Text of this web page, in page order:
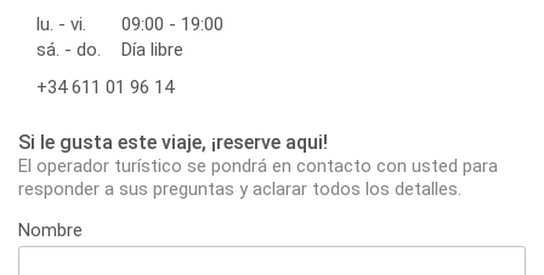
lu. - vi.
09:00 - 19:00
sá. - do.
Día libre
+34 611 01 96 14
Si le gusta este viaje, ¡reserve aqui!
El operador turístico se pondrá en contacto con usted para
responder a sus preguntas y aclarar todos los detalles.
Nombre